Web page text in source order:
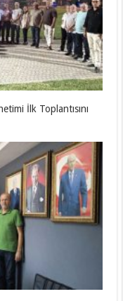
İlk Toplantısını